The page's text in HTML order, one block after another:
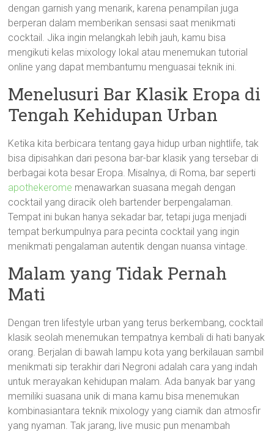
dengan garnish yang menarik, karena penampilan juga
berperan dalam memberikan sensasi saat menikmati
cocktail. Jika ingin melangkah lebih jauh, kamu bisa
mengikuti kelas mixology lokal atau menemukan tutorial
online yang dapat membantumu menguasai teknik ini.
Menelusuri Bar Klasik Eropa di
Tengah Kehidupan Urban
Ketika kita berbicara tentang gaya hidup urban nightlife, tak
bisa dipisahkan dari pesona bar-bar klasik yang tersebar di
berbagai kota besar Eropa. Misalnya, di Roma, bar seperti
apothekerome menawarkan suasana megah dengan
cocktail yang diracik oleh bartender berpengalaman.
Tempat ini bukan hanya sekadar bar, tetapi juga menjadi
tempat berkumpulnya para pecinta cocktail yang ingin
menikmati pengalaman autentik dengan nuansa vintage.
Malam yang Tidak Pernah
Mati
Dengan tren lifestyle urban yang terus berkembang, cocktail
klasik seolah menemukan tempatnya kembali di hati banyak
orang. Berjalan di bawah lampu kota yang berkilauan sambil
menikmati sip terakhir dari Negroni adalah cara yang indah
untuk merayakan kehidupan malam. Ada banyak bar yang
memiliki suasana unik di mana kamu bisa menemukan
kombinasiantara teknik mixology yang ciamik dan atmosfir
yang nyaman. Tak jarang, live music pun menambah